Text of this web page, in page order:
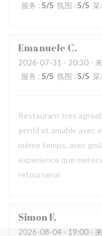
服务 : 5/5 氛围 : 5/5
Emanuele C
2026-07-31 - 20:30 -
服务 : 5/5 氛围 : 5/5
Restaurant tres
gentil et amable avec
même temps, avec
experience que
retournerai
SimonF
2026-08-04 - 19:00 -